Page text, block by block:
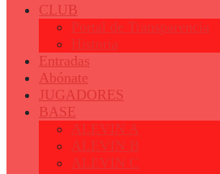
CLUB
Portal de Transparencia
Historia
Entradas
Abónate
JUGADORES
BASE
ALEVIN A
ALEVIN B
ALEVIN C